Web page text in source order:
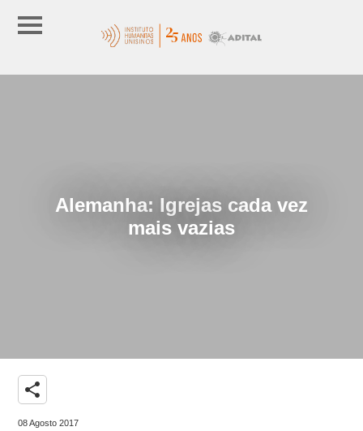
Alemanha: Igrejas cada vez
mais vazias
share
08 Agosto 2017